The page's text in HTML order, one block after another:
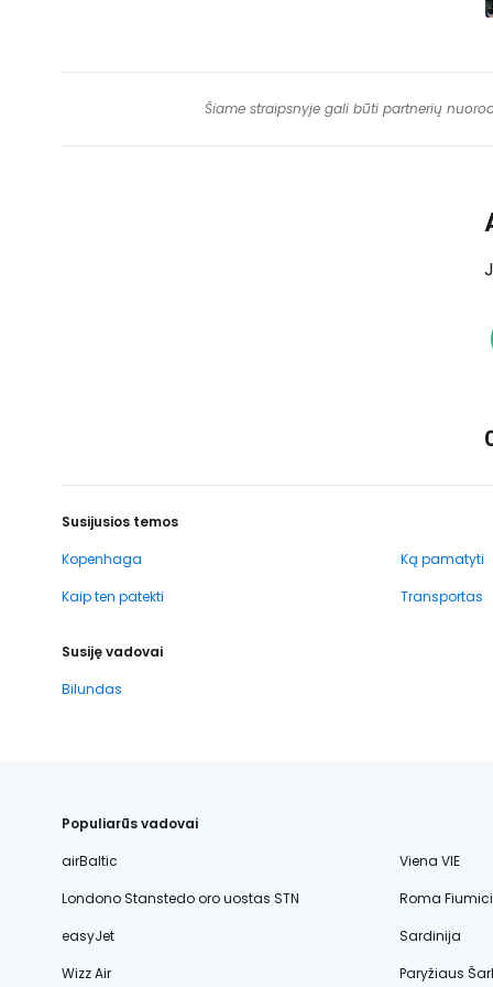
Šiame straipsnyje gali būti partnerių
Susijusios temos
Kopenhaga
Ką pamatyti
Kaip ten patekti
Transportas
Susiję vadovai
Bilundas
Populiarūs vadovai
airBaltic
Viena VIE
Londono Stanstedo oro uostas STN
Roma
easyJet
Sardinija
Wizz Air
Paryžiaus